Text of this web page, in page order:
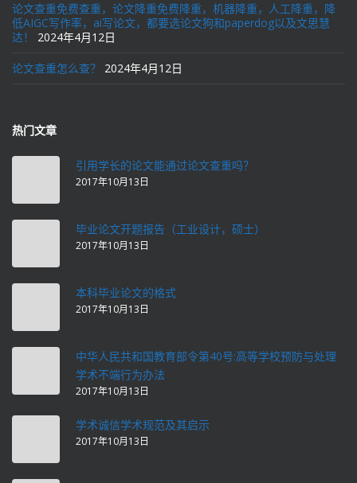
论文查重免费查重，论文降重免费降重，机器降重，人工降重，降
低AIGC写作率，ai写论文，都要选论文狗和paperdog以及文思慧
达！
2024年4月12日
论文查重怎么查？ 2024年4月12日
热门文章
引用学长的论文能通过论文查重吗？
2017年10月13日
毕业论文开题报告（工业设计，硕士）
2017年10月13日
本科毕业论文的格式
2017年10月13日
中华人民共和国教育部令第40号:高等学校预防与处理
学术不端行为办法
2017年10月13日
学术诚信学术规范及其启示
2017年10月13日